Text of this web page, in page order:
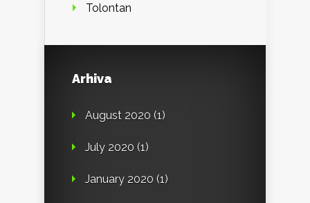
Tolontan
Arhiva
August 2020 (1)
July 2020 (1)
January 2020 (1)